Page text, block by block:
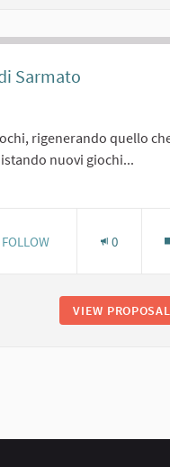
Sarmato
rigenerando quello
nuovi giochi...
6 FOLLOWERS
FOLLOW 0
VIEW PROPOSAL